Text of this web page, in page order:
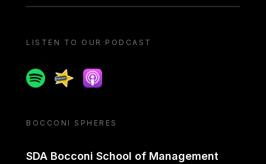
LISTEN TO OUR PODCAST
SpotifySpreakerApple podcast
BOCCONI SPHERES
SDA Bocconi School of Management